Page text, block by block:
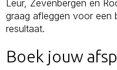
Leur, Zevenbergen en
graag afleggen voor een
resultaat.
Boek jouw